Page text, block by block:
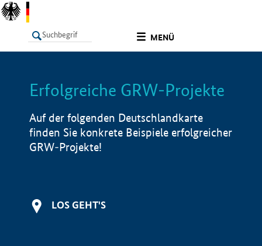
MENÜ
LISTE Info
Erfolgreiche GRW-Projekte
Auf der folgenden Deutschlandkarte
finden Sie konkrete Beispiele erfolgreicher
GRW-Projekte!
LOS GEHT'S